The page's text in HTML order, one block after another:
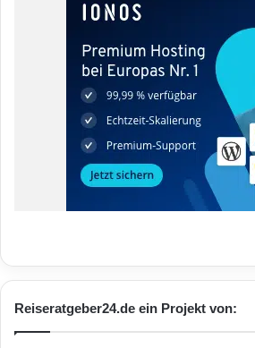
Reiseratgeber24.de ein Projekt von: